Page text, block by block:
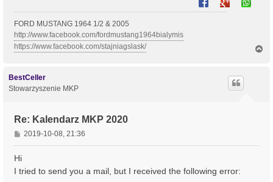
FORD MUSTANG 1964 1/2 & 2005
http://www.facebook.com/fordmustang1964bialymis
https://www.facebook.com/stajniagslask/
BestCeller
Stowarzyszenie MKP
Re: Kalendarz MKP 2020
P
o
s
2019-10-08, 21:36
Hi
I tried to send you a mail, but I received the following error: